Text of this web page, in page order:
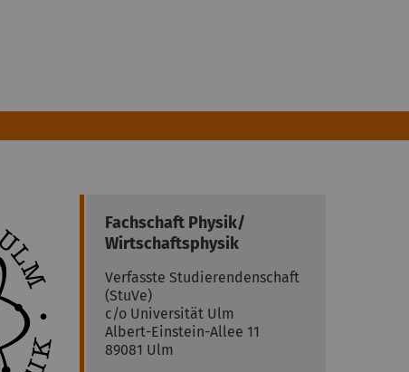
Fachschaft Physik/
Wirtschaftsphysik
Verfasste Studierendenschaft
(StuVe)
c/o Universität Ulm
Albert-Einstein-Allee 11
89081 Ulm